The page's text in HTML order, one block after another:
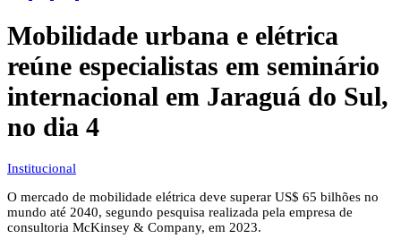
Mobilidade urbana e elétrica
reúne especialistas em seminário
internacional em Jaraguá do Sul,
no dia 4
Institucional
O mercado de mobilidade elétrica deve superar US$ 65 bilhões no
mundo até 2040, segundo pesquisa realizada pela empresa de
consultoria McKinsey & Company, em 2023.